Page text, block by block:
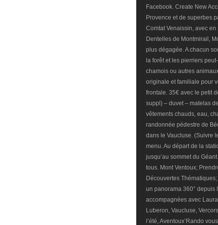
Facebook. Create New
Provence et de superbes
Comtat Venaissin, avec
Dentelles de Montmirail,
plus dégagée. A chacun
la forêt et les pierriers
chamois ou autres
originale et familiale pour
frontale. 35€ avec le petit
suppl) – duvet – matelas
vêtements chauds, eau,
randonnée pédestre de
dans le Vaucluse. (Suivre
menu. Au départ de la
jusqu’au sommet du
tous. Mont Ventoux;
Découvertes
un panorama 360° depuis
accompagnées avec
Luberon, Vaucluse,
l’été, Aventoux’Rando